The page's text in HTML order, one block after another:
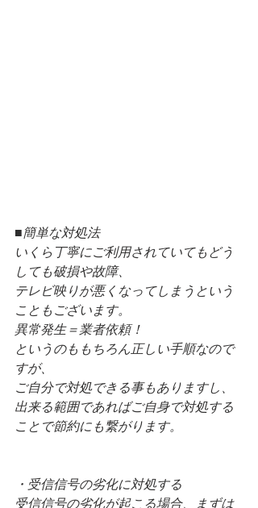
■簡単な対処法
いくら丁寧にご利用されていてもどう
しても破損や故障、
テレビ映りが悪くなってしまうという
こともございます。
異常発生＝業者依頼！
というのももちろん正しい手順なので
すが、
ご自分で対処できる事もありますし、
出来る範囲であればご自身で対処する
ことで節約にも繋がります。
・受信信号の劣化に対処する
受信信号の劣化が起こる場合、まずは